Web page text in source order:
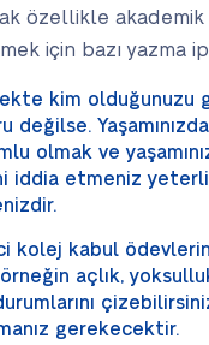
özellikle akademik
için bazı yazma
kim olduğunuzu
ve
etmeniz
kolej kabul
açlık, yoksulluk
gerekecektir.